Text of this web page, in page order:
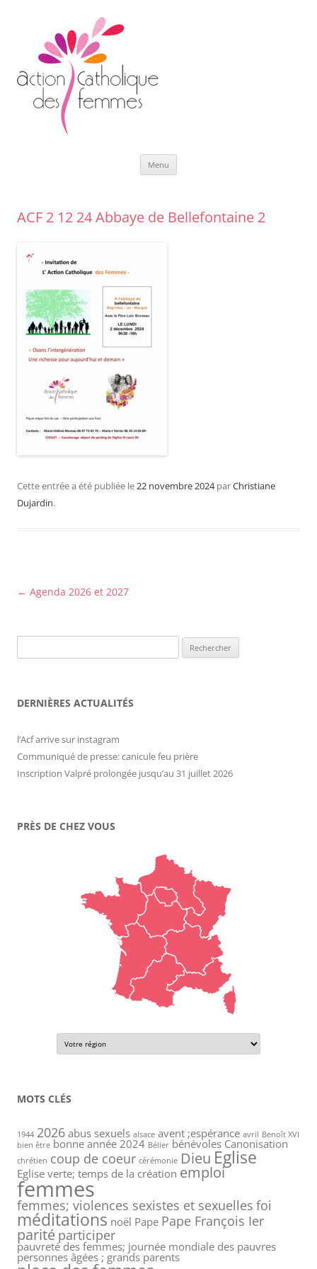
Menu
ACF 2 12 24 Abbaye de Bellefontaine 2
Cette entrée a été publiée le22 novembre 2024 parChristiane
Dujardin.
Navigation
← Agenda 2026 et 2027
DERNIÈRES ACTUALITÉS
l’Acf arrive sur instagram
Communiqué de presse: canicule feu prière
Inscription Valpré prolongée jusqu’au 31 juillet 2026
PRÈS DE CHEZ VOUS
MOTS CLÉS
1944 2026 abus sexuels alsace avent ;espérance avril Benoît XVI
bien être bonne année 2024 Bélier bénévoles Canonisation
chrétien coup de coeur cérémonie Dieu Eglise
Eglise verte; temps de la création emploi
femmes
femmes; violences sexistes et sexuelles foi
méditations noël Pape Pape François Ier
parité participer
pauvreté des femmes; journée mondiale des pauvres
personnes âgées ; grands parents